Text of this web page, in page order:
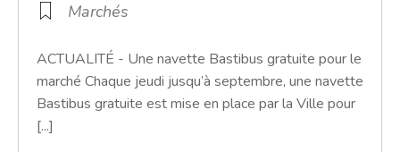
Marchés
ACTUALITÉ - Une navette Bastibus gratuite pour le
marché Chaque jeudi jusqu’à septembre, une navette
Bastibus gratuite est mise en place par la Ville pour
[...]